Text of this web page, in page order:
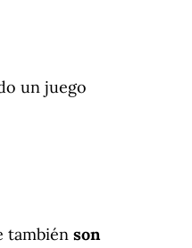
un juego
también son